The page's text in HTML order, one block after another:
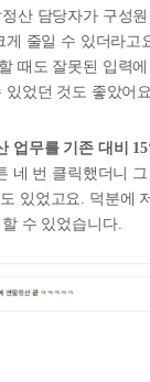
산 담당자가 구성원
게 줄일 수 있더라고
때도 잘못된 입력에
있었던 것도 좋았어
업무를 기존 대비
네 번 클릭했더니 그
있었고요. 덕분에
수 있었습니다.